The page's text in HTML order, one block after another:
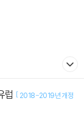
럽 [ 2018-2019년 개정